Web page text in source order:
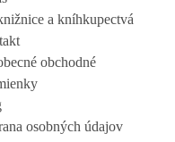
a kníhkupectvá
obchodné
osobných údajov